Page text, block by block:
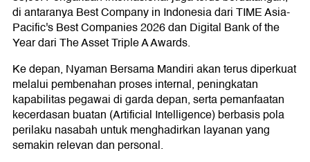
di antaranya Best Company in Indonesia dari TIME Asia-
Pacific's Best Companies 2026 dan Digital Bank of the
Year dari The Asset Triple A Awards.
Ke depan, Nyaman Bersama Mandiri akan terus diperkuat
melalui pembenahan proses internal, peningkatan
kapabilitas pegawai di garda depan, serta pemanfaatan
kecerdasan buatan (Artificial Intelligence) berbasis pola
perilaku nasabah untuk menghadirkan layanan yang
semakin relevan dan personal.